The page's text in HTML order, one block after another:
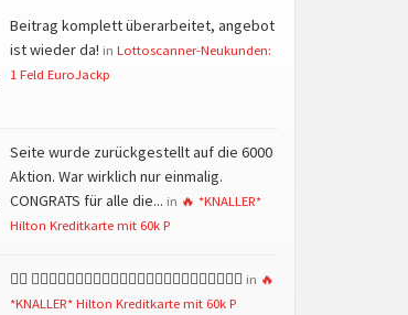
Beitrag komplett überarbeitet, angebot
ist wieder da! in Lottoscanner-Neukunden:
1 Feld EuroJackp
Seite wurde zurückgestellt auf die 6000
Aktion. War wirklich nur einmalig.
CONGRATS für alle die... in 🔥 *KNALLER*
Hilton Kreditkarte mit 60k P
👍🏻 👍🏻👍🏻👍🏻👍🏻👍🏻👍🏻👍🏻👍🏻👍🏻👍🏻👍🏻👍🏻 in 🔥
*KNALLER* Hilton Kreditkarte mit 60k P